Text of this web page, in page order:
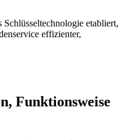
Schlüsseltechnologie etabliert,
effizienter,
Funktionsweise